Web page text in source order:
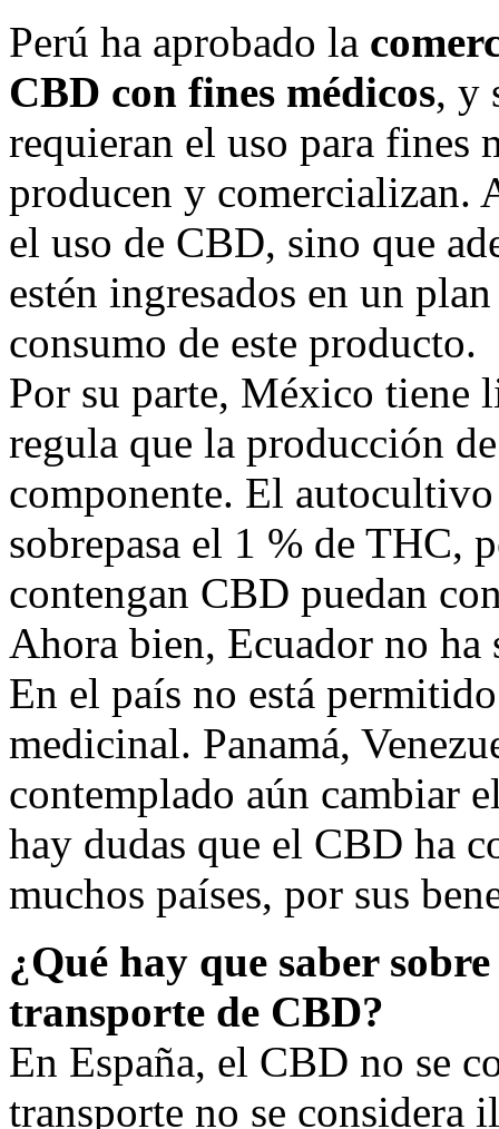
Perú ha aprobado la
CBD con fines médicos, y
requieran el uso para fines
producen y comercializan.
el uso de CBD, sino que
estén ingresados en un
consumo de este producto.
Por su parte, México tiene
regula que la producción
componente. El
sobrepasa el 1 % de THC,
contengan CBD puedan
Ahora bien, Ecuador no ha
En el país no está
medicinal. Panamá,
contemplado aún cambiar
hay dudas que el CBD ha
muchos países, por sus
¿Qué hay que saber
transporte de CBD?
En España, el CBD no se
transporte no se considera